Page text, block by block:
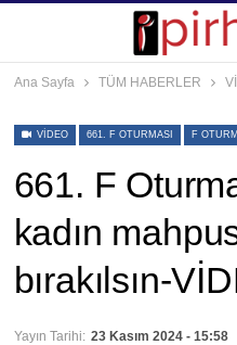
Ana Sayfa TÜM HABERLER
VIDEO 661. F OTURMASI F
661. F
kadın
bırakılsın-
Yayın Tarihi: 23 Kasım 2024 - 15:58